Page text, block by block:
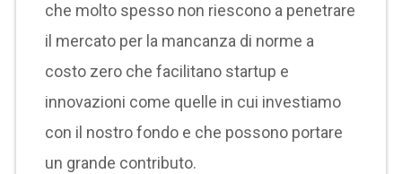
che molto spesso non riescono a penetrare
il mercato per la mancanza di norme a
costo zero che facilitano startup e
innovazioni come quelle in cui investiamo
con il nostro fondo e che possono portare
un grande contributo.